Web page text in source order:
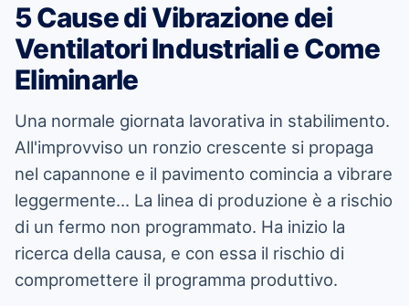
5 Cause di Vibrazione dei
Ventilatori Industriali e Come
Eliminarle
Una normale giornata lavorativa in stabilimento.
All'improvviso un ronzio crescente si propaga
nel capannone e il pavimento comincia a vibrare
leggermente... La linea di produzione è a rischio
di un fermo non programmato. Ha inizio la
ricerca della causa, e con essa il rischio di
compromettere il programma produttivo.